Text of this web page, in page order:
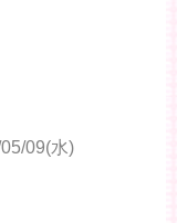
09(水)